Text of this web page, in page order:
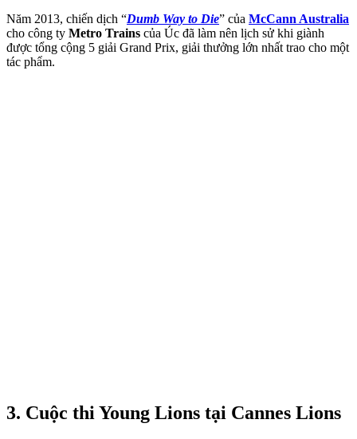
Năm 2013, chiến dịch “Dumb Way to Die” của McCann Australia
cho công ty Metro Trains của Úc đã làm nên lịch sử khi giành
được tổng cộng 5 giải Grand Prix, giải thưởng lớn nhất trao cho một
tác phẩm.
3. Cuộc thi Young Lions tại Cannes Lions